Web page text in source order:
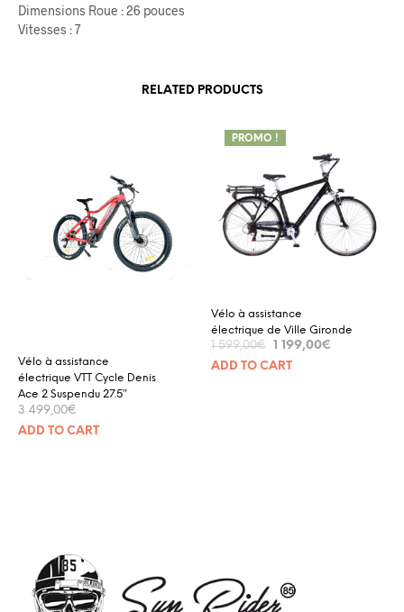
Dimensions Roue : 26 pouces
Vitesses : 7
RELATED PRODUCTS
Vélo à assistance
électrique VTT Cycle Denis
Ace 2 Suspendu 27.5″
3 499,00€
ADD TO CART
PROMO !
Vélo à assistance
électrique de Ville Gironde
1 599,00€ 1 199,00€
ADD TO CART